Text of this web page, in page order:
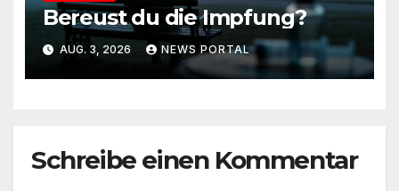
Bereust du die Impfung?
AUG. 3, 2026 NEWS PORTAL
Schreibe einen Kommentar